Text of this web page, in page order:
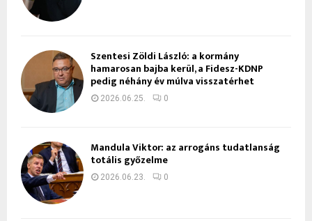
Szentesi Zöldi László: a kormány
hamarosan bajba kerül, a Fidesz-KDNP
pedig néhány év múlva visszatérhet
2026.06.25. 0
Mandula Viktor: az arrogáns tudatlanság
totális győzelme
2026.06.23. 0